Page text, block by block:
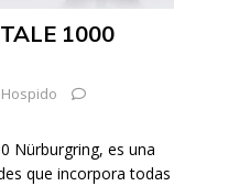
1000
Nürburgring, es una
que incorpora todas